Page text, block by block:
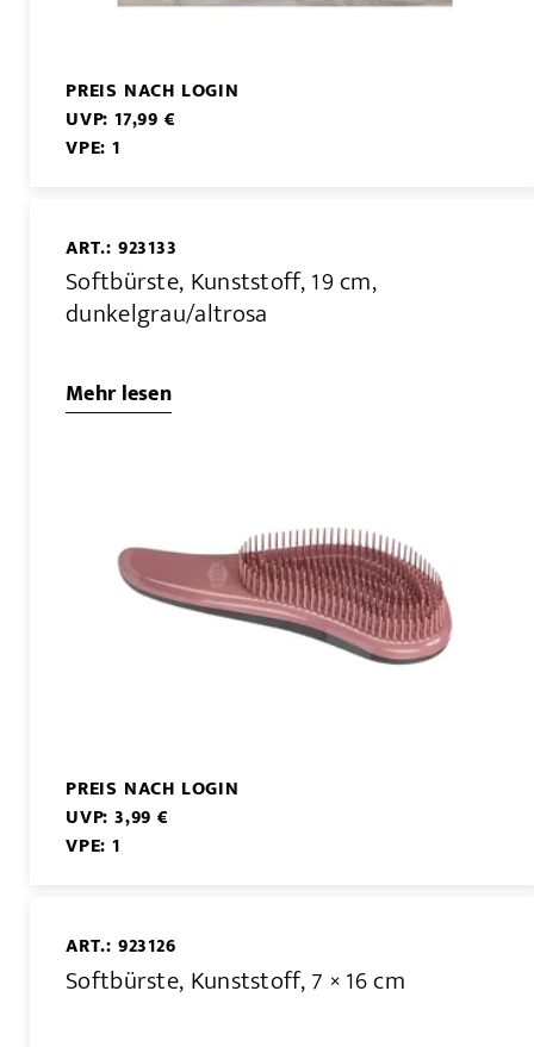
PREIS NACH LOGIN
UVP: 17,99 €
VPE: 1
ART.: 923133
Softbürste, Kunststoff, 19 cm,
dunkelgrau/altrosa
Mehr lesen
PREIS NACH LOGIN
UVP: 3,99 €
VPE: 1
ART.: 923126
Softbürste, Kunststoff, 7 × 16 cm